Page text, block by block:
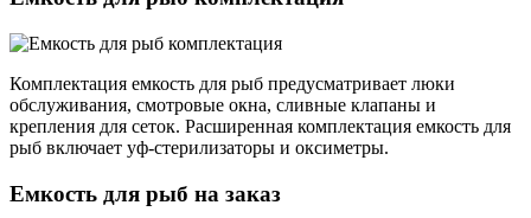
Комплектация емкость для рыб предусматривает люки
обслуживания, смотровые окна, сливные клапаны и
крепления для сеток. Расширенная комплектация емкость для
рыб включает уф-стерилизаторы и оксиметры.
Емкость для рыб на заказ